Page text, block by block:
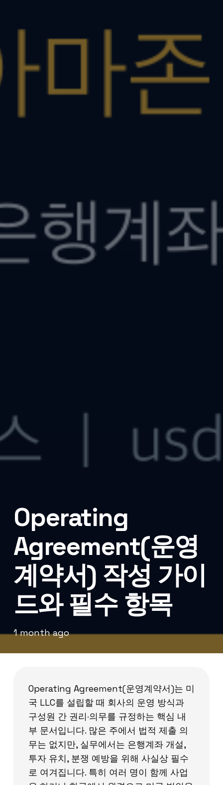
Operating
Agreement(운영
계약서) 작성 가이
드와 필수 항목
1 month ago
Operating Agreement(운영계약서)는 미
국 LLC를 설립할 때 회사의 운영 방식과
구성원 간 권리·의무를 규정하는 핵심 내
부 문서입니다. 많은 주에서 법적 제출 의
무는 없지만, 실무에서는 은행계좌 개설,
투자 유치, 분쟁 예방을 위해 사실상 필수
로 여겨집니다. 특히 여러 명이 함께 사업